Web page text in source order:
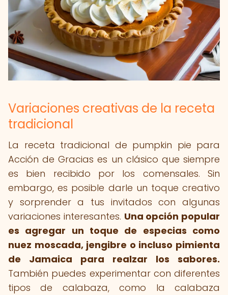
Variaciones creativas de la receta
tradicional
La receta tradicional de pumpkin pie para
Acción de Gracias es un clásico que siempre
es bien recibido por los comensales. Sin
embargo, es posible darle un toque creativo
y sorprender a tus invitados con algunas
variaciones interesantes. Una opción popular
es agregar un toque de especias como
nuez moscada, jengibre o incluso pimienta
de Jamaica para realzar los sabores.
También puedes experimentar con diferentes
tipos de calabaza, como la calabaza